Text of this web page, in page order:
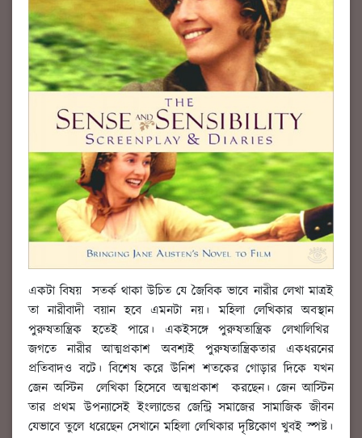
একটা বিষয় সতর্ক থাকা উচিত যে জৈবিক ভাবে নারীর লেখা মাত্রই
তা নারীবাদী বয়ান হবে এমনটা নয়। মহিলা লেখিকার অবস্থান
পুরুষতান্ত্রিক হতেই পারে। একইসঙ্গে পুরুষতান্ত্রিক লেখালিখির
জগতে নারীর আত্মপ্রকাশ অবশ্যই পুরুষতান্ত্রিকতার একধরনের
প্রতিবাদও বটে। বিশেষ করে উনিশ শতকের গোড়ার দিকে যখন
জেন অস্টিন লেখিকা হিসেবে অত্মপ্রকাশ করছেন। জেন আস্টিন
তার প্রথম উপন্যাসেই ইংল্যান্ডের জেন্ট্রি সমাজের সামাজিক জীবন
যেভাবে তুলে ধরেছেন সেখানে মহিলা লেখিকার দৃষ্টিকোণ খুবই স্পষ্ট।